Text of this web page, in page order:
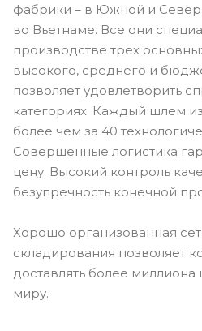
фабрики – в Южной и
во Вьетнаме. Все они
производстве трех
высокого, среднего и
позволяет удовлетворить
категориях. Каждый шлем
более чем за 40
Совершенные логистика
цену. Высокий контроль
безупречность конечной
Хорошо организованная
складирования позволяет
доставлять более
миру.